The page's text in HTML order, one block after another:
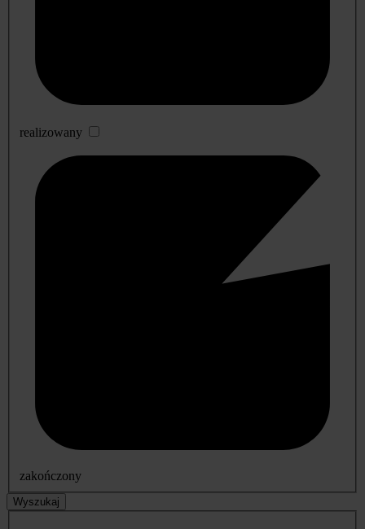
realizowany
zakończony
Wyszukaj